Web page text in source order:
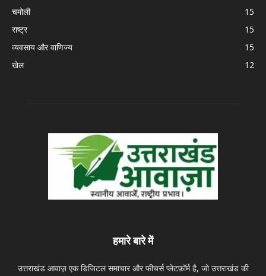
चमोली
15
राष्ट्र
15
व्यवसाय और वाणिज्य
15
खेल
12
हमारे बारे में
उत्तराखंड आवाज़ एक डिजिटल समाचार और फीचर्स प्लेटफ़ॉर्म है, जो उत्तराखंड की